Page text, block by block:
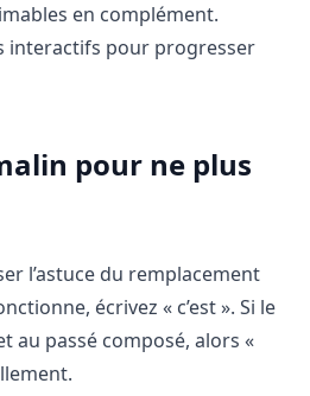
en complément.
interactifs pour progresser
pour ne plus
l’astuce du remplacement
écrivez « c’est ». Si le
au passé composé, alors «